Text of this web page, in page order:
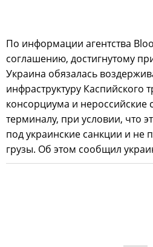
По информации агентства
соглашению, достигнутому
Украина обязалась
инфраструктуру Каспийского
консорциума и нероссийские
терминалу, при условии, что
под украинские санкции и не
грузы. Об этом сообщил